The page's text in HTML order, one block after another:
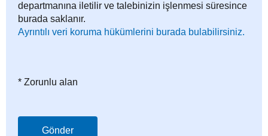
departmanına iletilir ve talebinizin işlenmesi süresince
burada saklanır.
Ayrıntılı veri koruma hükümlerini burada bulabilirsiniz.
* Zorunlu alan
Gönder